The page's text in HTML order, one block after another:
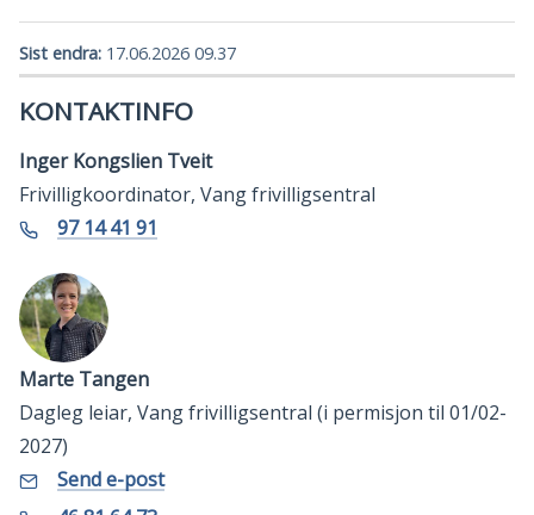
Sist endra 17.06.2026 09.37
KONTAKTINFO
Inger Kongslien Tveit
Frivilligkoordinator, Vang frivilligsentral
Telefon
97 14 41 91
Marte Tangen
Dagleg leiar, Vang frivilligsentral (i permisjon til 01/02-
2027)
E-
Send e-posttil
Marte